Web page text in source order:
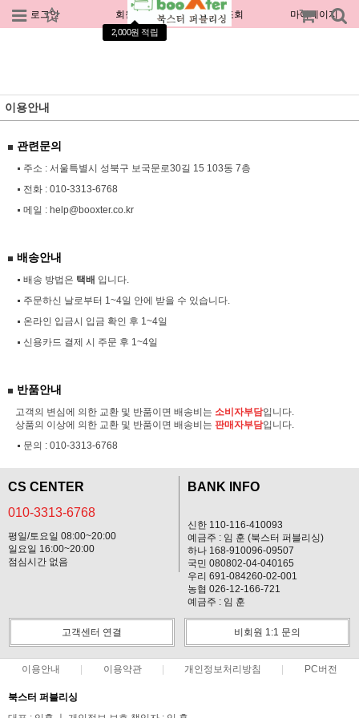
로그인 회원가입
2,000원 적립
주문조회 마이페이지
이용안내
관련문의
주소 : 서울특별시 성북구 보국문로30길 15 103동 7층
전화 : 010-3313-6768
메일 : help@booxter.co.kr
배송안내
배송 방법은 택배 입니다.
주문하신 날로부터 1~4일 안에 받을 수 있습니다.
온라인 입금시 입금 확인 후 1~4일
신용카드 결제 시 주문 후 1~4일
반품안내
고객의 변심에 의한 교환 및 반품이면 배송비는 소비자부담입니다.
상품의 이상에 의한 교환 및 반품이면 배송비는 판매자부담입니다.
문의 : 010-3313-6768
CS CENTER
010-3313-6768
평일/토요일 08:00~20:00
일요일 16:00~20:00
점심시간 없음
BANK INFO
신한 110-116-410093
예금주 : 임 훈 (북스터 퍼블리싱)
하나 168-910096-09507
국민 080802-04-040165
우리 691-084260-02-001
농협 026-12-166-721
예금주 : 임 훈
고객센터 연결 비회원 1:1 문의
이용안내 이용약관 개인정보처리방침 PC버전
북스터 퍼블리싱